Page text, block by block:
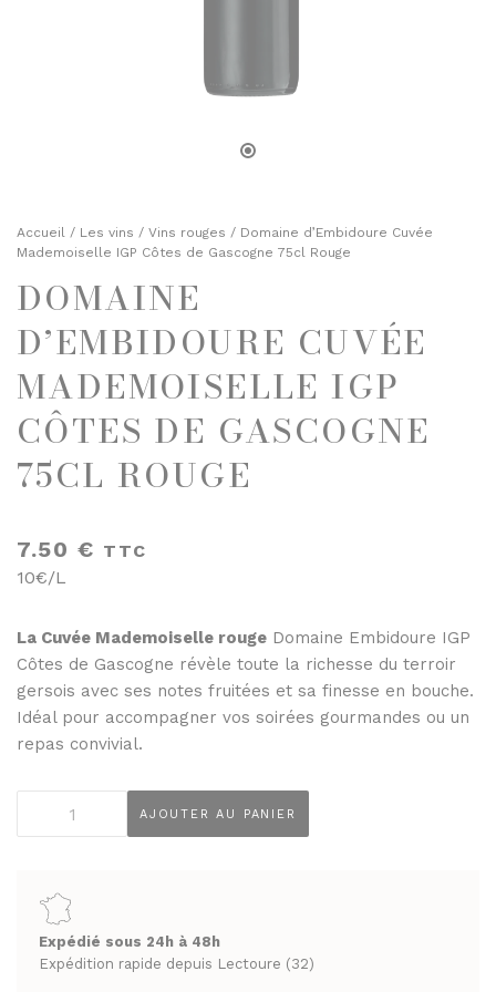
SELS, POIVRES ET ÉPICES
MOUTARDES
ÉPICERIE SUCRÉE
CHOCOLATS ET SPÉCIALITÉS
CONFITURES
DESSERTS
FRUITS AU SIROP OU ALCOOL
MIELS
PRUNEAUX
PANIERS GOURMANDS
MOINS DE 20€
ENTRE 20€ ET 50€
PLUS DE 50€
LA CAVE
APÉRITIFS
CHOCOLATS ET SPÉCIALITÉS
DESSERTS
FRUITS AU SIROP OU ALCOOL
JUS ET SIROPS
MIELS
PRUNEAUX
PANIERS GOURMANDS
MOINS DE 20€
ENTRE 20€ ET 50€
PLUS DE 50€
FROMAGERIE
À commander et retirer en boutique
LA CAVE
SPIRITUEUX & CHAMPAGNES
ARMAGNACS
Accueil / Les vins / Vins rouges / Domaine d’Embidoure Cuvée
Mademoiselle IGP Côtes de Gascogne 75cl Rouge
DOMAINE
D’EMBIDOURE CUVÉE
MADEMOISELLE IGP
CÔTES DE GASCOGNE
75CL ROUGE
7.50 € TTC
10€/L
La Cuvée Mademoiselle rouge Domaine Embidoure IGP
Côtes de Gascogne révèle toute la richesse du terroir
gersois avec ses notes fruitées et sa finesse en bouche.
Idéal pour accompagner vos soirées gourmandes ou un
repas convivial.
Cuvée
Mademoiselle
IGP
AJOUTER AU PANIER
Expédié sous 24h à 48h
Expédition rapide depuis Lectoure (32)